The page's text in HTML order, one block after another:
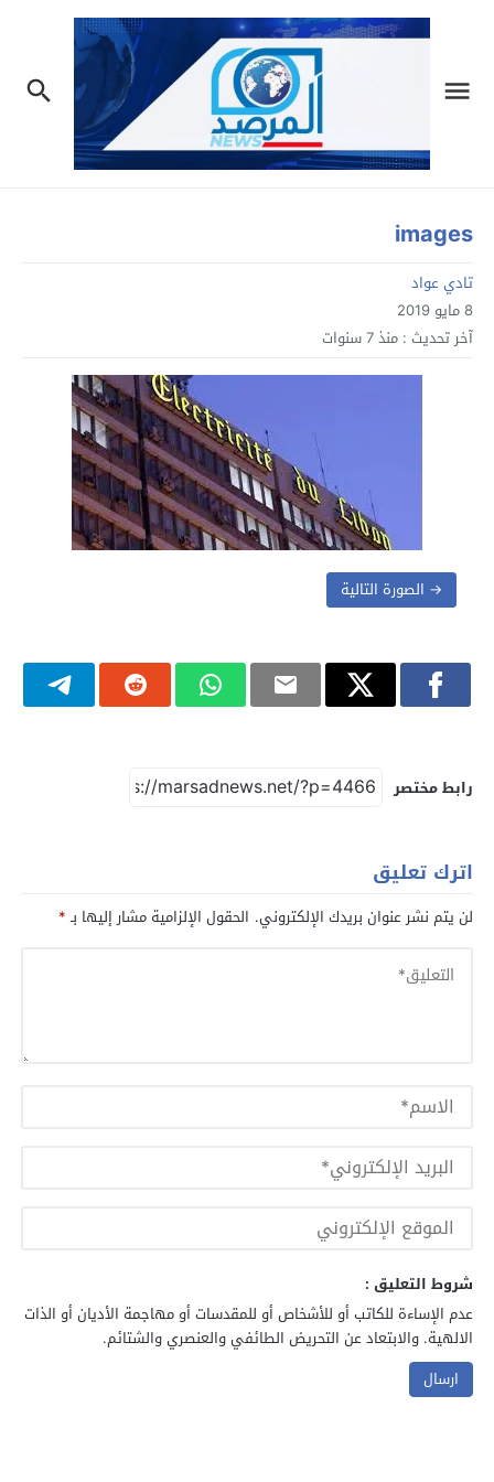
images
تادي عواد
8 مايو 2019
آخر تحديث : منذ 7 سنوات
→ الصورة التالية
رابط مختصر
اترك تعليق
لن يتم نشر عنوان بريدك الإلكتروني. الحقول الإلزامية مشار إليها بـ*
شروط التعليق :
عدم الإساءة للكاتب أو للأشخاص أو للمقدسات أو مهاجمة الأديان أو الذات
الالهية. والابتعاد عن التحريض الطائفي والعنصري والشتائم.